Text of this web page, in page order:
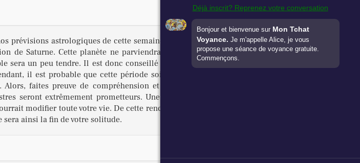
prévisions astrologiques de cette semaine, votre couple sera solide en dépit de
de Saturne. Cette planète ne parviendra pas à vous perturber. L'ambiance au
sera un peu tendre. Il est donc conseillé d'éviter les bouderies durant ces sept
il est probable que cette période soit un peu difficile à supporter si votre
faites preuve de compréhension et de tolérance envers l'autre. Pour les
seront extrêmement prometteurs. Une rencontre significative se profilera à
modifier toute votre vie. De cette rencontre pourraient découler un mariage
sera ainsi la fin de votre solitude.
Déjà inscrit? Reprenez votre conversation
Bonjour et bienvenue sur Mon Tchat
Voyance. Je m'appelle Alice, je vous
propose une séance de voyance gratuite.
Commençons.